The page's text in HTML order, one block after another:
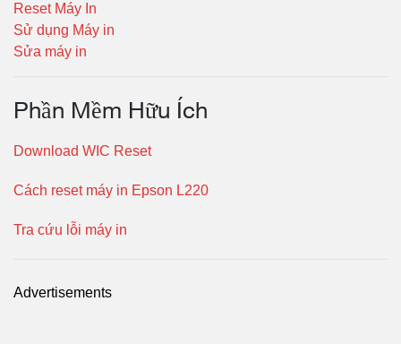
Reset Máy In
Sử dụng Máy in
Sửa máy in
Phần Mềm Hữu Ích
Download WIC Reset
Cách reset máy in Epson L220
Tra cứu lỗi máy in
Advertisements